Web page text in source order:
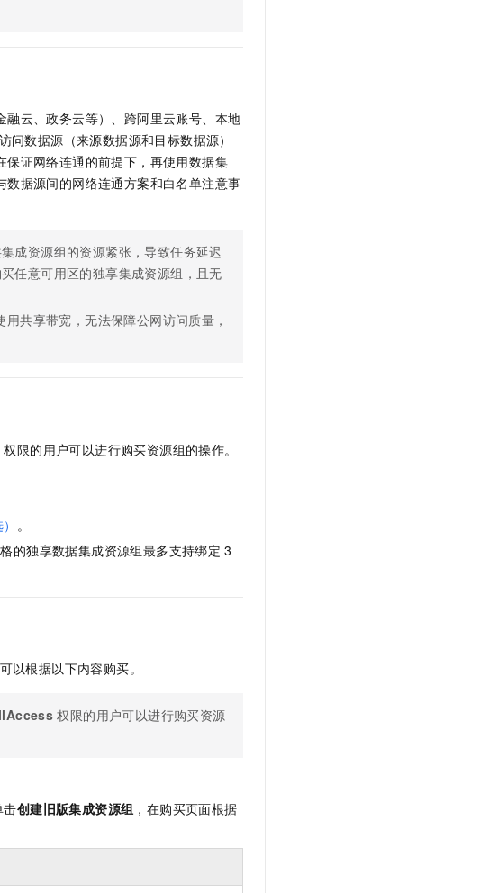
云、政务云等）、跨阿里云账号、本地
数据源（来源数据源和目标数据源）
证网络连通的前提下，再使用数据集
据源间的网络连通方案和白名单注意事
成资源组的资源紧张，导致任务延迟
任意可用区的独享集成资源组，且无
共享带宽，无法保障公网访问质量，
权限的用户可以进行购买资源组的操作。
。
的独享数据集成资源组最多支持绑定 3
以根据以下内容购买。
权限的用户可以进行购买资源
击创建旧版集成资源组 ，在购买页面根据